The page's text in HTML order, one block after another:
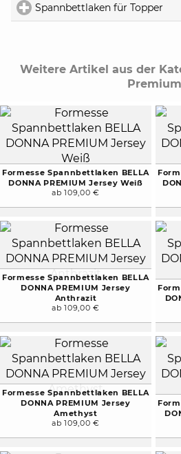
Spannbettlaken für Topper
Weitere Artikel aus der
Premium
Formesse Spannbettlaken BELLA
DONNA PREMIUM Jersey Weiß
ab 109,00 €
Formesse Spannbettlaken BELLA
DONNA PREMIUM Jersey
Anthrazit
ab 109,00 €
Formesse Spannbettlaken BELLA
DONNA PREMIUM Jersey
Amethyst
ab 109,00 €